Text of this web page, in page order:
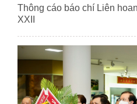
Thông cáo báo chí Liên
XXII